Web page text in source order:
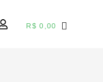
R$ 0,00